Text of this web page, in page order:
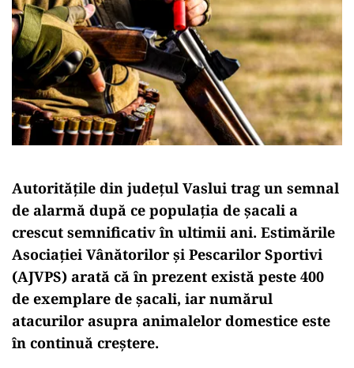
Autoritățile din județul Vaslui trag un semnal
de alarmă după ce populația de șacali a
crescut semnificativ în ultimii ani. Estimările
Asociației Vânătorilor și Pescarilor Sportivi
(AJVPS) arată că în prezent există peste 400
de exemplare de șacali, iar numărul
atacurilor asupra animalelor domestice este
în continuă creștere.